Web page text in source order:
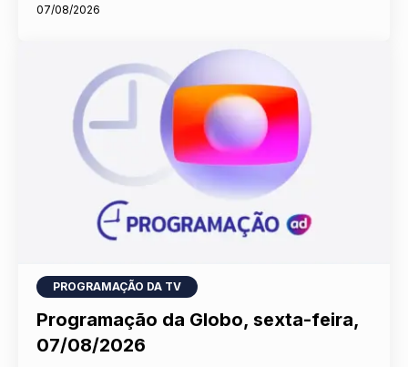
07/08/2026
PROGRAMAÇÃO DA TV
Programação da Globo, sexta-feira,
07/08/2026